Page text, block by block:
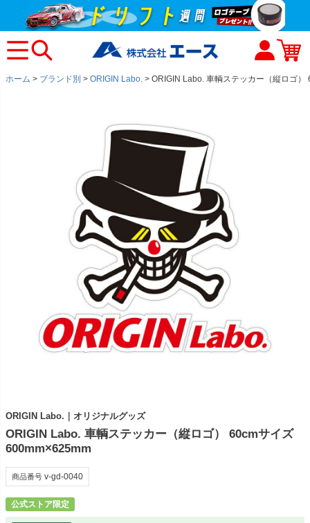
ホーム ブランド別 ORIGIN Labo. ORIGIN Labo. 車輌ステッカー（縦ロゴ
ORIGIN Labo.｜オリジナルグッズ
ORIGIN Labo. 車輌ステッカー（縦ロゴ） 60cmサイズ
600mm×625mm
商品番号 v-gd-0040
公式ストア限定